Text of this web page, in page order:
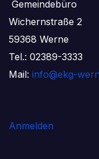
Gemeindebüro
Wichernstraße 2
59368 Werne
Tel.: 02389-3333
Mail: info@ekg-
Anmelden